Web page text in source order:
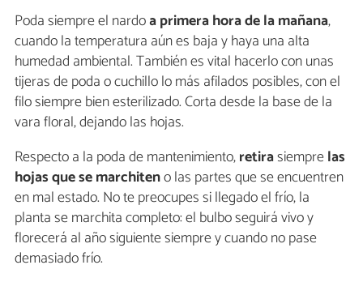
Poda siempre el nardoa primera hora de la mañana,
cuando la temperatura aún es baja y haya una alta
humedad ambiental. También es vital hacerlo con unas
tijeras de poda o cuchillo lo más afilados posibles, con el
filo siempre bien esterilizado. Corta desde la base de la
vara floral, dejando las hojas.
Respecto a la poda de mantenimiento,retirasiemprelas
hojas que se marchiteno las partes que se encuentren
en mal estado. No te preocupes si llegado el frío, la
planta se marchita completo: el bulbo seguirá vivo y
florecerá al año siguiente siempre y cuando no pase
demasiado frío.